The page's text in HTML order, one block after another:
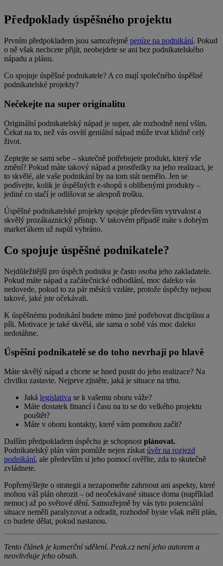
Předpoklady úspěšného projektu
Prvním předpokladem jsou samozřejmě peníze na podnikání. Pokud
o ně však nechcete přijít, neobejdete se ani bez podnikatelského
nápadu a plánu.
Co spojuje úspěšné podnikatele? A co mají společného úspěšné
podnikatelské projekty?
Nečekejte na super originalitu
Originální podnikatelský nápad je super, ale rozhodně není vším.
Čekat na to, než vás osvítí geniální nápad může trvat klidně celý
život.
Zeptejte se sami sebe – skutečně potřebujete produkt, který vše
změní? Pokud máte takový nápad a prostředky na jeho realizaci, je
to skvělé, ale vaše podnikání by na tom stát nemělo. Jen se
podívejte, kolik je úspěšných e-shopů s oblíbenými produkty –
jediné co stačí je odlišovat se alespoň trošku.
Úspěšné podnikatelské projekty spojuje především vytrvalost a
skvělý prozákaznický přístup. V takovém případě máte s dobrým
markeťákem už napůl vyhráno.
Co spojuje úspěšné podnikatele?
Nejdůležitější pro úspěch podniku je často osoba jeho zakladatele.
Pokud máte nápad a začátečnické odhodlání, moc daleko vás
nedovede, pokud to za pár měsíců vzdáte, protože úspěchy nejsou
takové, jaké jste očekávali.
K úspěšnému podnikání budete mimo jiné potřebovat disciplínu a
píli. Motivace je také skvělá, ale sama o sobě vás moc daleko
nedotáhne.
Úspěšní podnikatelé se do toho nevrhají po hlavě
Máte skvělý nápad a chcete se hned pustit do jeho realizace? Na
chvilku zastavte. Nejprve zjistěte, jaká je situace na trhu.
Jaká legislativa se k vašemu oboru váže?
Máte dostatek financí i času na to se do velkého projektu
pouštět?
Máte v oboru kontakty, které vám pomohou začít?
Dalším předpokladem úspěchu je schopnost plánovat.
Podnikatelský plán vám pomůže nejen získat úvěr na rozjezd
podnikání, ale především si jeho pomocí ověříte, zda to skutečně
zvládnete.
Popřemýšlejte o strategii a nezapomeňte zahrnout ani aspekty, které
mohou váš plán ohrozit – od neočekávané situace doma (například
nemoc) až po světové dění. Samozřejmě by vás tyto potenciální
situace neměli paralyzovat a odradit, rozhodně byste však měli plán,
co budete dělat, pokud nastanou.
Tento článek je komerční sdělení. Peak.cz není jeho autorem a
neovlivňuje jeho obsah.